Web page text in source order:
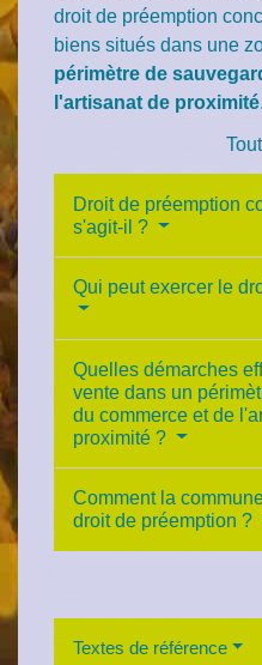
droit de préemption
biens situés dans une
périmètre de
l'artisanat de proximité.
Droit de préemption
s'agit-il ?
Qui peut exercer le
Quelles démarches
vente dans un
du commerce et de
proximité ?
Comment la
droit de préemption ?
Textes de référence